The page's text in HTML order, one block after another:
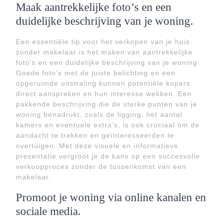
Maak aantrekkelijke foto’s en een
duidelijke beschrijving van je woning.
Een essentiële tip voor het verkopen van je huis
zonder makelaar is het maken van aantrekkelijke
foto’s en een duidelijke beschrijving van je woning.
Goede foto’s met de juiste belichting en een
opgeruimde uitstraling kunnen potentiële kopers
direct aanspreken en hun interesse wekken. Een
pakkende beschrijving die de sterke punten van je
woning benadrukt, zoals de ligging, het aantal
kamers en eventuele extra’s, is ook cruciaal om de
aandacht te trekken en geïnteresseerden te
overtuigen. Met deze visuele en informatieve
presentatie vergroot je de kans op een succesvolle
verkoopproces zonder de tussenkomst van een
makelaar.
Promoot je woning via online kanalen en
sociale media.